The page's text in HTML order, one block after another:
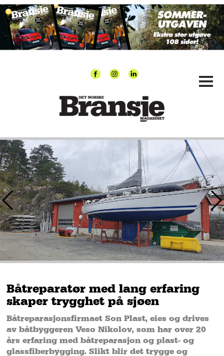
Båtreparatør med lang erfaring
skaper trygghet på sjøen
Båtreparasjonsfirmaet Son Plast, eies og drives
av båtbyggeren Veso Nikolov, som har over 20
års erfaring med båtreparasjon og plast- og
glassfiberbygging. Slikt blir det trygge og